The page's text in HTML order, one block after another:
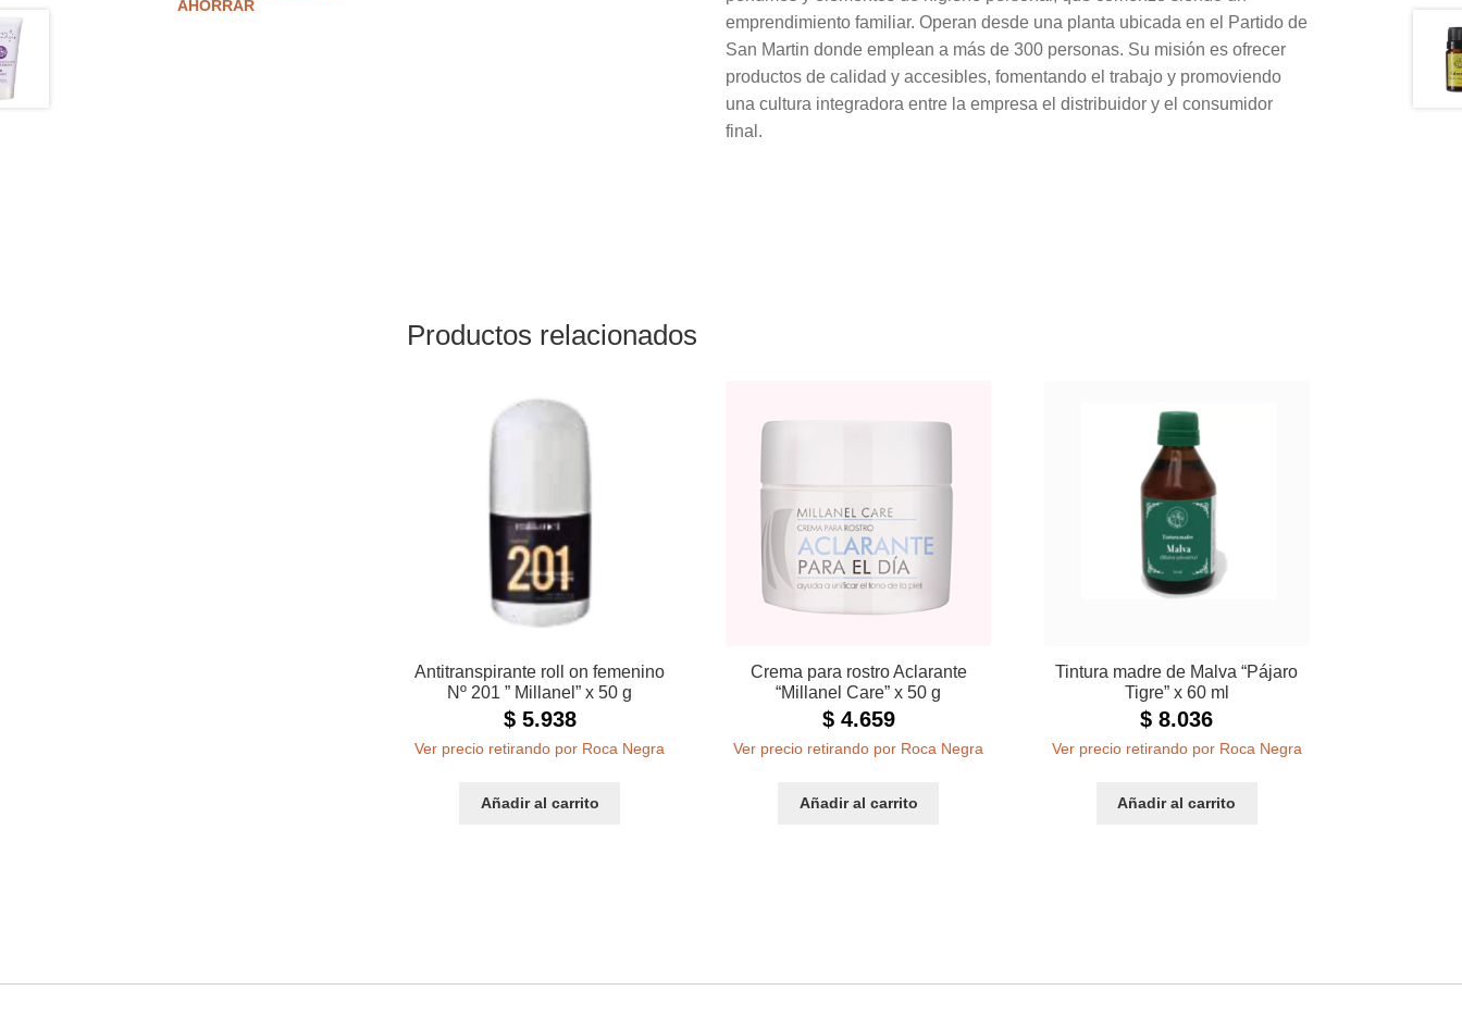
emprendimiento familiar. Operan desde una planta ubicada en el Partido de
San Martin donde emplean a más de 300 personas. Su misión es ofrecer
productos de calidad y accesibles, fomentando el trabajo y promoviendo
una cultura integradora entre la empresa el distribuidor y el consumidor
final.
Productos relacionados
Antitranspirante roll on femenino
Nº 201 ” Millanel” x 50 g
$5.938
Ver precio retirando por Roca Negra
Añadir al carrito
Crema para rostro Aclarante
“Millanel Care” x 50 g
$4.659
Ver precio retirando por Roca Negra
Añadir al carrito
Tintura madre de Malva “Pájaro
Tigre” x 60 ml
$ 8.036
Ver precio retirando por Roca Negra
Añadir al carrito
AHORRAR